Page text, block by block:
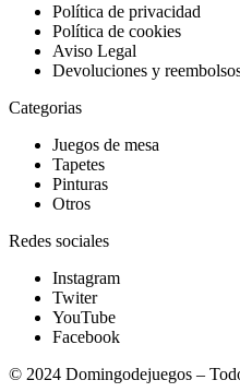
Política de privacidad
Política de cookies
Aviso Legal
Devoluciones y
Categorias
Juegos de mesa
Tapetes
Pinturas
Otros
Redes sociales
Instagram
Twiter
YouTube
Facebook
© 2024 Domingodejuegos –